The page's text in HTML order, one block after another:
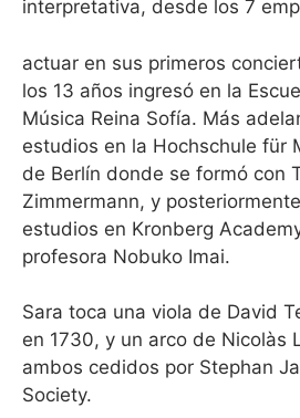
interpretativa, desde los 7
actuar en sus primeros
los 13 años ingresó en la
Música Reina Sofía. Más
estudios en la Hochschule für
de Berlín donde se formó con
Zimmermann, y
estudios en Kronberg
profesora Nobuko Imai.
Sara toca una viola de David
en 1730, y un arco de Nicolàs
ambos cedidos por Stephan
Society.